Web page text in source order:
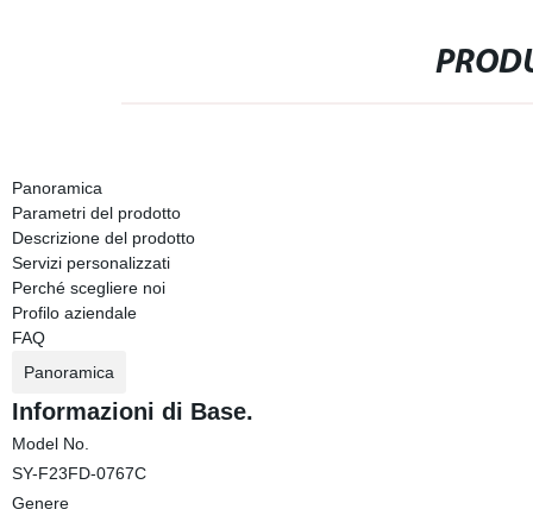
Panoramica
Parametri del prodotto
Descrizione del prodotto
Servizi personalizzati
Perché scegliere noi
Profilo aziendale
FAQ
Panoramica
Informazioni di Base.
Model No.
SY-F23FD-0767C
Genere